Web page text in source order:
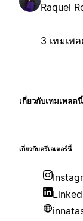
Raquel
3 เทมเพ
เกี่ยวกับเทมเพลตนี้
เกี่ยวกับครีเอเตอร์นี้